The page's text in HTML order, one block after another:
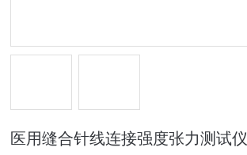
医用缝合针线连接强度张力测试仪